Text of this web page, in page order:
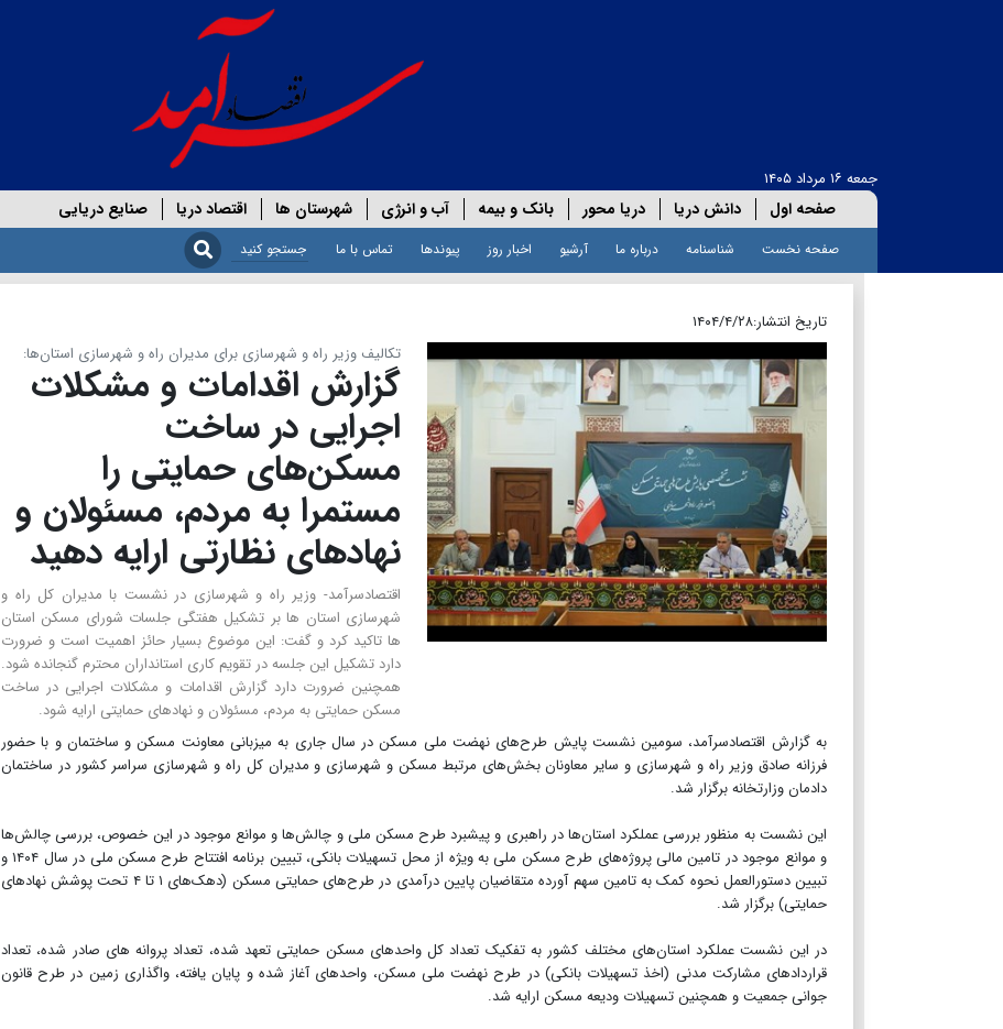
جمعه ۱۶ مرداد ۱۴۰۵
صفحه اول دانش دریا دریا محور بانک و بیمه آب و انرژی شهرستان ها اقتصاد دریا صنایع دریایی
صفحه نخست شناسنامه درباره ما آرشیو اخبار روز پیوندها تماس با ما
تاریخ انتشار:۱۴۰۴/۴/۲۸
تکالیف وزیر راه و شهرسازی برای مدیران راه و شهرسازی استان‌ها:
گزارش اقدامات و مشکلات
اجرایی در ساخت
مسکن‌های حمایتی را
مستمرا به مردم، مسئولان و
نهادهای نظارتی ارایه دهید
اقتصادسرآمد- وزیر راه و شهرسازی در نشست با مدیران کل راه و
شهرسازی استان ها بر تشکیل هفتگی جلسات شورای مسکن استان
ها تاکید کرد و گفت: این موضوع بسیار حائز اهمیت است و ضرورت
دارد تشکیل این جلسه در تقویم کاری استانداران محترم گنجانده شود.
همچنین ضرورت دارد گزارش اقدامات و مشکلات اجرایی در ساخت
مسکن حمایتی به مردم، مسئولان و نهادهای حمایتی ارایه شود.
به گزارش اقتصادسرآمد، سومین نشست پایش طرح‌های نهضت ملی مسکن در سال جاری به میزبانی معاونت مسکن و ساختمان و با حضور
فرزانه صادق وزیر راه و شهرسازی و سایر معاونان بخش‌های مرتبط مسکن و شهرسازی و مدیران کل راه و شهرسازی سراسر کشور در ساختمان
دادمان وزارتخانه برگزار شد.
این نشست به منظور بررسی عملکرد استان‌ها در راهبری و پیشبرد طرح مسکن ملی و چالش‌ها و موانع موجود در این خصوص، بررسی چالش‌ها
و موانع موجود در تامین مالی پروژه‌های طرح مسکن ملی به ویژه از محل تسهیلات بانکی، تبیین برنامه افتتاح طرح مسکن ملی در سال ۱۴۰۴ و
تبیین دستورالعمل نحوه کمک به تامین سهم آورده متقاضیان پایین درآمدی در طرح‌های حمایتی مسکن (دهک‌های ۱ تا ۴ تحت پوشش نهادهای
حمایتی) برگزار شد.
در این نشست عملکرد استان‌های مختلف کشور به تفکیک تعداد کل واحدهای مسکن حمایتی تعهد شده، تعداد پروانه های صادر شده، تعداد
قراردادهای مشارکت مدنی (اخذ تسهیلات بانکی) در طرح نهضت ملی مسکن، واحدهای آغاز شده و پایان یافته، واگذاری زمین در طرح قانون
جوانی جمعیت و همچنین تسهیلات ودیعه مسکن ارایه شد.